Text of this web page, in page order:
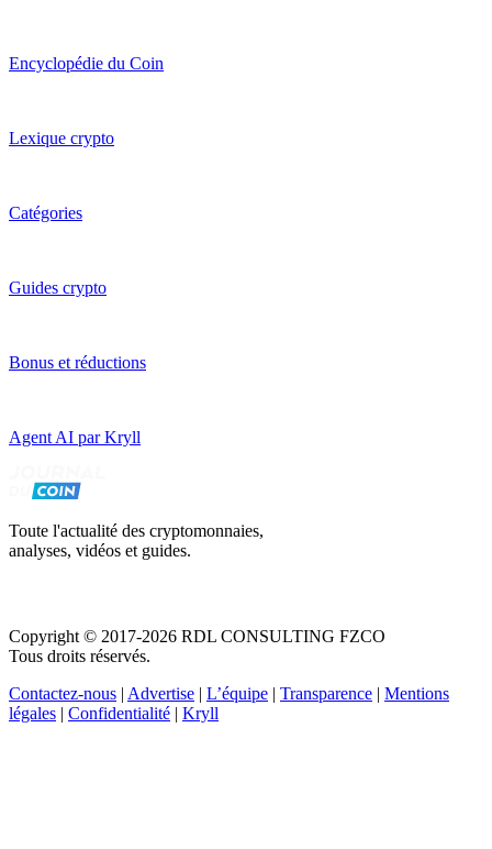
Encyclopédie du Coin
Lexique crypto
Catégories
Guides crypto
Bonus et réductions
Agent AI par Kryll
Toute l'actualité des cryptomonnaies,
analyses, vidéos et guides.
Copyright © 2017-2026 RDL CONSULTING FZCO
Tous droits réservés.
Contactez-nous | Advertise | L’équipe | Transparence | Mentions
légales | Confidentialité | Kryll